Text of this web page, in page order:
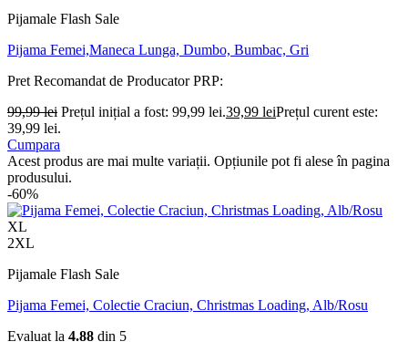
Pijamale Flash Sale
Pijama Femei,Maneca Lunga, Dumbo, Bumbac, Gri
Pret Recomandat de ProducatorPRP:
99,99lei Prețul inițial a fost: 99,99 lei.39,99 leiPrețul curent este:
39,99 lei.
Cumpara
Acest produs are mai multe variații. Opțiunile pot fi alese în pagina
produsului.
-60%
XL
2XL
Pijamale Flash Sale
Pijama Femei, Colectie Craciun, Christmas Loading, Alb/Rosu
Evaluat la 4.88 din 5